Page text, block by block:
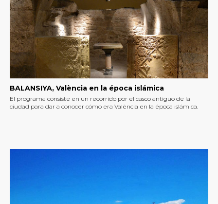
BALANSIYA, València en la época islámica
El programa consiste en un recorrido por el casco antiguo de la
ciudad para dar a conocer cómo era València en la época islámica.